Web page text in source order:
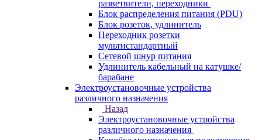
разветвители, переходники
Блок распределения питания (PDU)
Блок розеток, удлинитель
Переходник розетки
мультистандартный
Сетевой шнур питания
Удлинитель кабельный на катушке/
барабане
Электроустановочные устройства
различного назначения
Назад
Электроустановочные устройства
различного назначения